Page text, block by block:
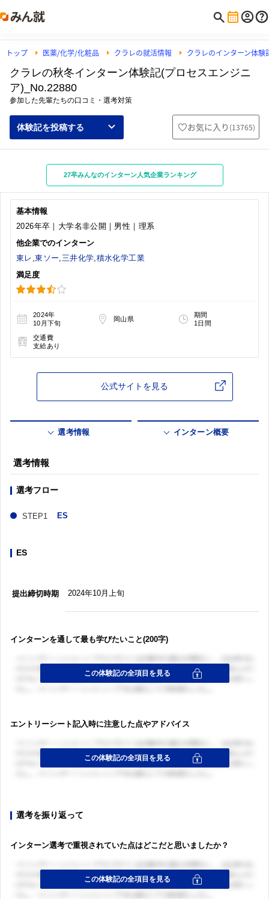
トップ 医薬/化学/化粧品 クラレの就活情報 クラレのインターン体験
クラレの秋冬インターン体験記(プロセスエンジニ
ア)_No.22880
参加した先輩たちの口コミ・選考対策
体験記を投稿する お気に入り (13765)
27卒みんなのインターン人気企業ランキング
基本情報
2026年卒｜大学名非公開｜男性｜理系
他企業でのインターン
東レ ,東ソー,三井化学,積水化学工業
満足度
2024年
10月下旬
岡山県
期間
1日間
交通費
支給あり
公式サイトを見る
選考情報 インターン概要
選考情報
選考フロー
ES
ES
提出締切時期 2024年10月上旬
インターンを通して最も学びたいこと(200字)
エントリーシート記入時に注意した点やアドバイス
選考を振り返って
インターン選考で重視されていた点はどこだと思いましたか？